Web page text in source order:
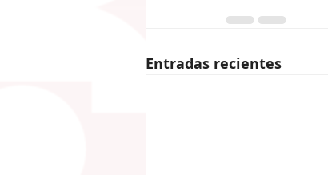
Entradas recientes